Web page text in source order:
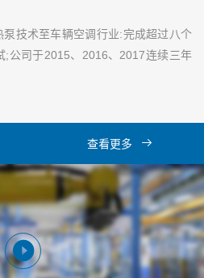
技术至车辆空调行业:完成超过八个
;公司于2015、2016、2017连续三年
查看更多